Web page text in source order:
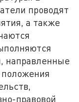
проводят
а также
направленные
положения
правовой